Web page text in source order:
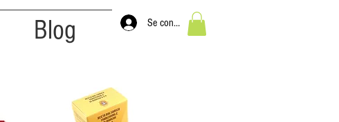
Blog Se connecter